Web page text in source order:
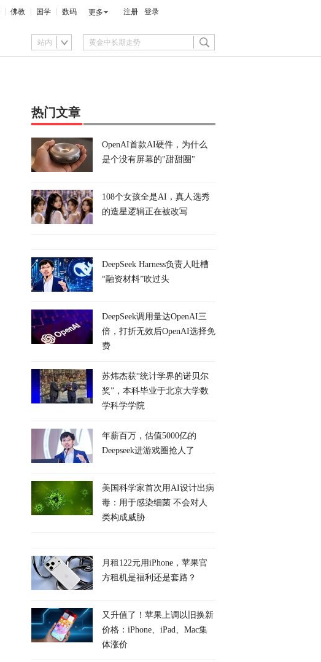
佛教 国学 数码 更多 注册 登录
站内
热门文章
OpenAI首款AI硬件，为什么
是个没有屏幕的"甜甜圈"
108个女孩全是AI，真人选秀
的造星逻辑正在被改写
DeepSeek Harness负责人吐槽
“融资材料”吹过头
DeepSeek调用量达OpenAI三
倍，打折无效后OpenAI选择免
费
苏炜杰获“统计学界的诺贝尔
奖”，本科毕业于北京大学数
学科学学院
年薪百万，估值5000亿的
Deepseek进游戏圈抢人了
美国科学家首次用AI设计出病
毒：用于感染细菌 不会对人
类构成威胁
月租122元用iPhone，苹果官
方租机是福利还是套路？
又升值了！苹果上调以旧换新
价格：iPhone、iPad、Mac集
体涨价